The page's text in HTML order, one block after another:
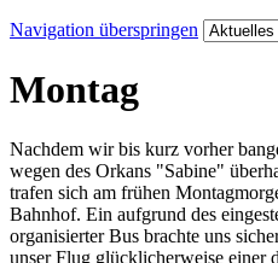
Navigation überspringen
Montag
Nachdem wir bis kurz vorher
wegen des Orkans "Sabine"
trafen sich am frühen
Bahnhof. Ein aufgrund des
organisierter Bus brachte uns
unser Flug glücklicherweise einer